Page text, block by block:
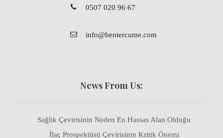
0507 020 96 67
info@bentercume.com
News From Us:
Sağlık Çevirisinin Neden En Hassas Alan Olduğu
İlaç Prospektüsü Çevirisinin Kritik Önemi